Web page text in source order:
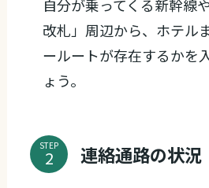
自分が乗ってくる新幹線
改札」周辺から、ホテル
ールートが存在するかを
ょう。
STEP 連絡通路の状況